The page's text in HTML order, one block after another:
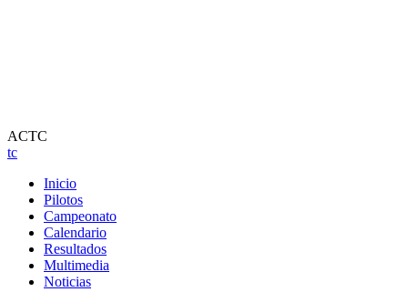
ACTC
tc
Inicio
Pilotos
Campeonato
Calendario
Resultados
Multimedia
Noticias